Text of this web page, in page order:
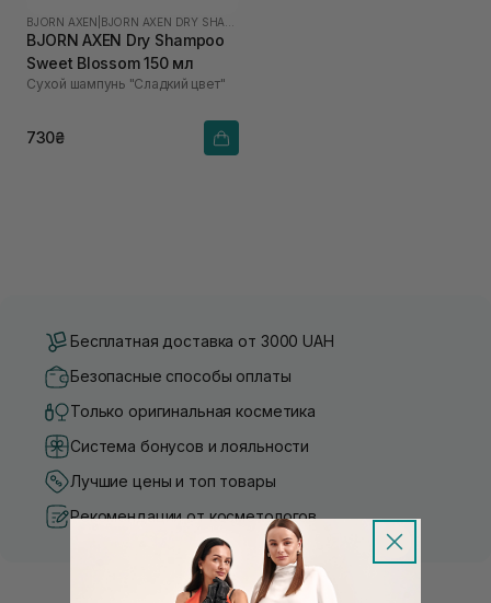
BJORN AXEN
BJORN AXEN Dry Shampoo
Sweet Blossom 150 мл
Сухой шампунь "Сладкий цвет"
730₴
Бесплатная доставка от 3000 UAH
Безопасные способы оплаты
Только оригинальная косметика
Система бонусов и лояльности
Лучшие цены и топ товары
Рекомендации от косметологов